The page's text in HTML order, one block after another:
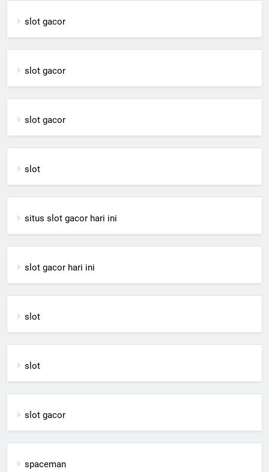
slot gacor
slot gacor
slot gacor
slot
situs slot gacor hari ini
slot gacor hari ini
slot
slot
slot gacor
spaceman